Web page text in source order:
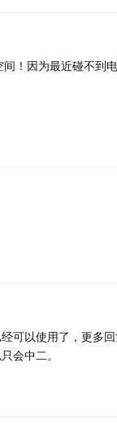
间！因为最近碰不
可以使用了，更
会中二。